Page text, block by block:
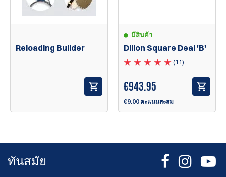
Reloading Builder
มีสินค้า
Dillon Square Deal 'B'
(11)
€943.95
€9.00 คะแนนสะสม
ทันสมัย